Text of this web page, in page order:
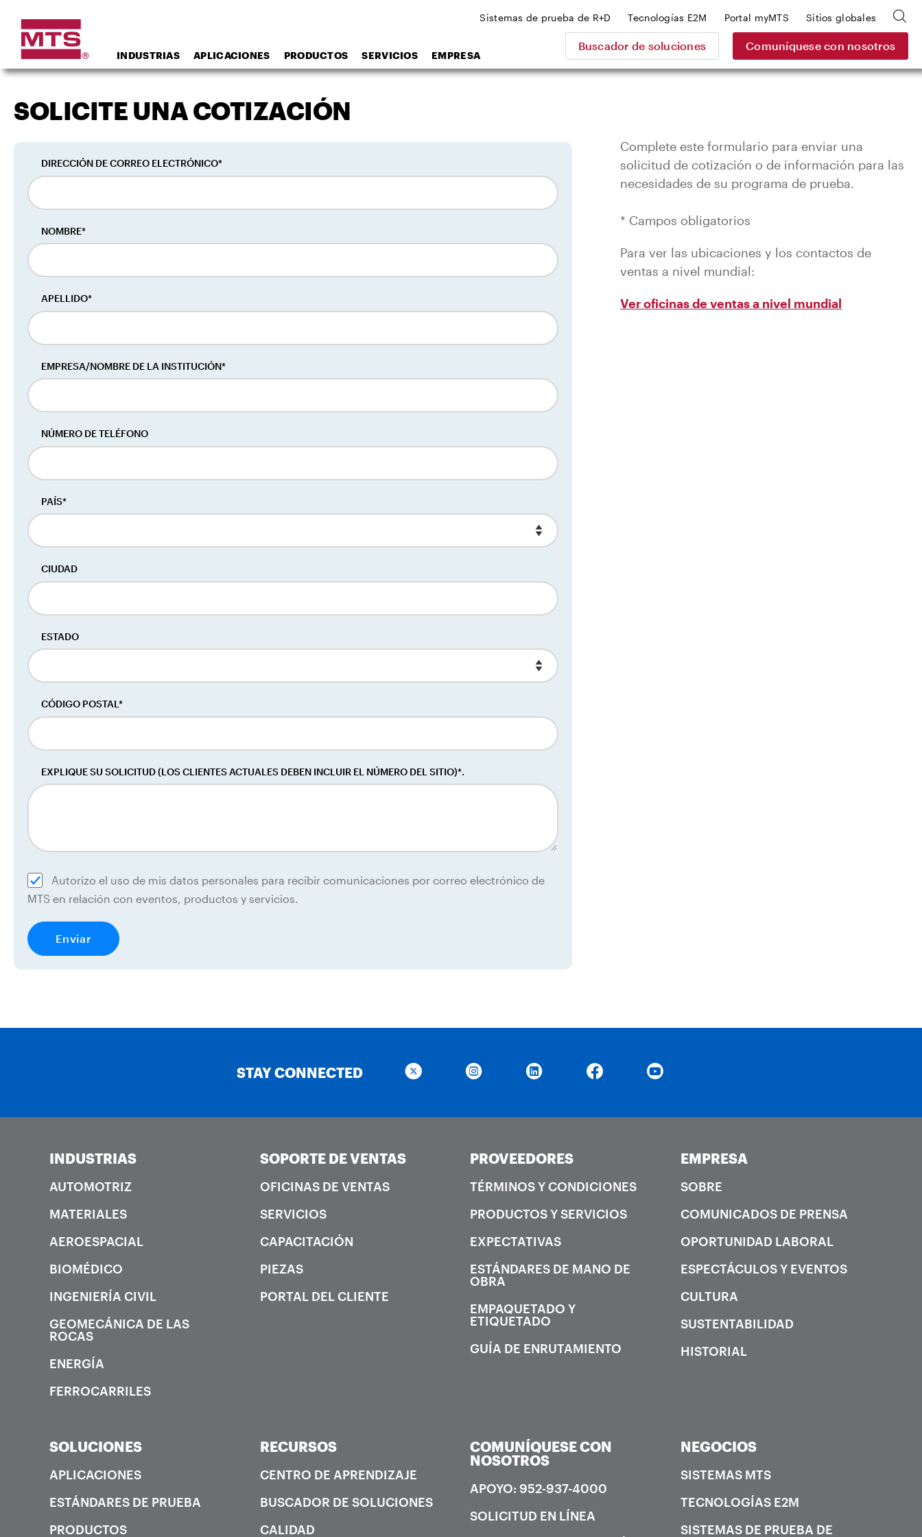
INDUSTRIAS APLICACIONES PRODUCTOS SERVICIOS EMPRESA
Buscador de soluciones Comuníquese con nosotros
Sistemas de prueba de R+D Tecnologías E2M Portal myMTS Sitios globales
SOLICITE UNA COTIZACIÓN
DIRECCIÓN DE CORREO ELECTRÓNICO*
NOMBRE*
APELLIDO*
EMPRESA/NOMBRE DE LA INSTITUCIÓN*
NÚMERO DE TELÉFONO
PAÍS*
CIUDAD
ESTADO
CÓDIGO POSTAL*
EXPLIQUE SU SOLICITUD (LOS CLIENTES ACTUALES DEBEN INCLUIR EL NÚMERO DEL SITIO)*.
Autorizo el uso de mis datos personales para recibir comunicaciones por correo electrónico de
MTS en relación con eventos, productos y servicios.
Complete este formulario para enviar una
solicitud de cotización o de información para las
necesidades de su programa de prueba.
* Campos obligatorios
Para ver las ubicaciones y los contactos de
ventas a nivel mundial:
Ver oficinas de ventas a nivel mundial
STAY CONNECTED
INDUSTRIAS
AUTOMOTRIZ
MATERIALES
AEROESPACIAL
BIOMÉDICO
INGENIERÍA CIVIL
GEOMECÁNICA DE LAS
ROCAS
ENERGÍA
FERROCARRILES
SOPORTE DE VENTAS
OFICINAS DE VENTAS
SERVICIOS
CAPACITACIÓN
PIEZAS
PORTAL DEL CLIENTE
PROVEEDORES
TÉRMINOS Y CONDICIONES
PRODUCTOS Y SERVICIOS
EXPECTATIVAS
ESTÁNDARES DE MANO DE
OBRA
EMPAQUETADO Y
ETIQUETADO
GUÍA DE ENRUTAMIENTO
EMPRESA
SOBRE
COMUNICADOS DE PRENSA
OPORTUNIDAD LABORAL
ESPECTÁCULOS Y EVENTOS
CULTURA
SUSTENTABILIDAD
HISTORIAL
SOLUCIONES
APLICACIONES
ESTÁNDARES DE PRUEBA
PRODUCTOS
RECURSOS
CENTRO DE APRENDIZAJE
BUSCADOR DE SOLUCIONES
CALIDAD
COMUNÍQUESE CON
NOSOTROS
APOYO: 952-937-4000
SOLICITUD EN LÍNEA
NEGOCIOS
SISTEMAS MTS
TECNOLOGÍAS E2M
SISTEMAS DE PRUEBA DE